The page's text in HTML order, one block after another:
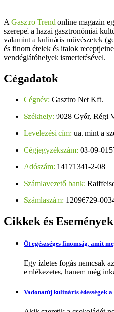
A Gasztro Trend online magazin
szerepel a hazai gasztronómiai
valamint a kulináris művészetek
és finom ételek és italok
vendéglátóhelyek ismertetésével.
Cégadatok
Cégnév: Gasztro Net Kft.
Székhely: 9028 Győr, Régi
Levelezési cím: ua. mint a
Cégjegyzékszám: 08-09-
Adószám: 14171341-2-08
Számlavezető bank:
Számlaszám: 12096729-
Cikkek és Események
Öt egészséges finomság, amit
Egy ízletes fogás nemcsak
emlékezetes, hanem még
Vadonatúj kulináris édességek